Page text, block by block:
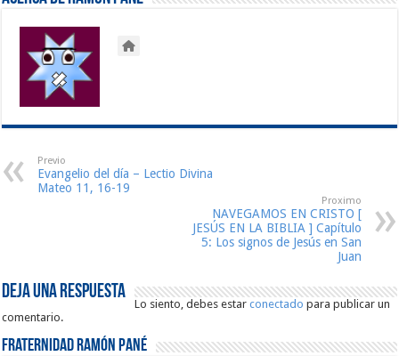
Previo
Evangelio del día – Lectio Divina
Mateo 11, 16-19
Proximo
NAVEGAMOS EN CRISTO [
JESÚS EN LA BIBLIA ] Capítulo
5: Los signos de Jesús en San
Juan
Deja una respuesta
Lo siento, debes estarconectado para publicar un
comentario.
Fraternidad Ramón Pané